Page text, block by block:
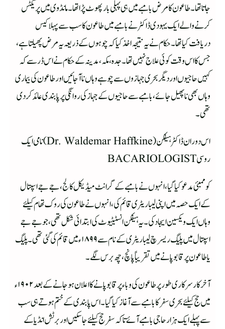
جاتا تھا ۔ طاعون کا مرض بامبے میں ہی پہلی بار پھوٹ پڑا تھا ۔ مانڈوی میں پریکٹس
کرنے والے ایک یہودی ڈاکٹر نے بامبے میں طاعون کا سب سے پہلا کیس
دریافت کیا تھا ۔ حکام نے یہ نتیجہ اخذ کیا کہ چوہوں کے ذریعہ یہ مرض پھیلتا ہے ،
جس کا اس وقت کوئی علاج نہیں تھا ۔ جدہ ، مکہ ، مدینہ کے حکام نے اس ڈر سے کہ
کہیں حاجیوں اور دیگر بحری جہازوں سے چوہے وہاں نا آجائیں او ر طاعون کی بیماری
وہاں بھی نا پھیل جائے ، بامبے سے حاجیوں کے جہاز کی روانگی پر پابندی عائد کردی
تھی ۔
اس دوران ڈاکٹر ہیفکن (Dr. Waldemar Haffkine) نامی ایک
روسی BACARIOLOGIST
کو ممبئی مدعو کیا گیا ، انہوں نے بامبے کے گرانٹ میڈیکل کالج ، جے جے اسپتال
کے ایک حصہ میں اپنی لیباریٹری قائم کی ، انہوں نے طاعون کی روک تھام کیلئے
وہاں ایک ویکسین ایجاد کی ۔ یہ ہیفکن انسٹیٹیوٹ کی ابتدائی شکل تھی ، جو جے جے
اسپتال میں پلیگ ریسرچ لیباریٹری کے نام سے ۱۸۹۹ ء میں قائم کی گئی تھی ۔ پلیگ
یا طاعون پر قابو پانے میں تقریباً پانچ ، چھ برس لگے ۔
آخر کار سرکاری طور پر طاعون کی وبا ء پر قابو پانے کا اعلان ہوجانے کے بعد ۱۹۰۲ ء
میں حج کیلئے بحری سفر کا بامبے سے آغاز کیا گیا ۔اس پابندی کے ختم ہوتے ہی سب
سے پہلے ایک ہزار حاجی بامبے آئے تاکہ سفر حج کیلئے جاسکیں اور برٹش انڈیا کے